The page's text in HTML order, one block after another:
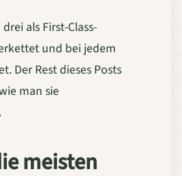
als First-Class-
und bei jedem
Der Rest dieses Posts
man sie
meisten